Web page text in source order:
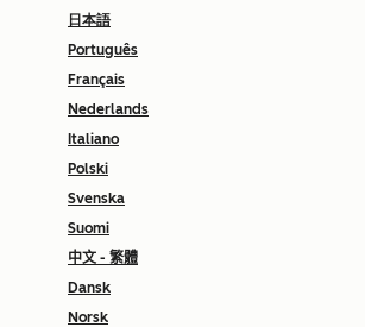
日本語
Português
Français
Nederlands
Italiano
Polski
Svenska
Suomi
中文 - 繁體
Dansk
Norsk